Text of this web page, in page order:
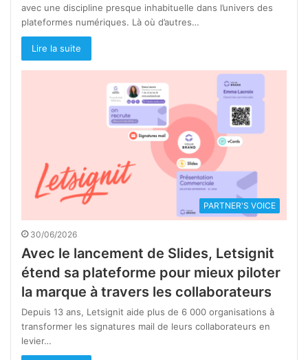
avec une discipline presque inhabituelle dans l’univers des
plateformes numériques. Là où d’autres…
Lire la suite
PARTNER'S VOICE
30/06/2026
Avec le lancement de Slides, Letsignit
étend sa plateforme pour mieux piloter
la marque à travers les collaborateurs
Depuis 13 ans, Letsignit aide plus de 6 000 organisations à
transformer les signatures mail de leurs collaborateurs en
levier…